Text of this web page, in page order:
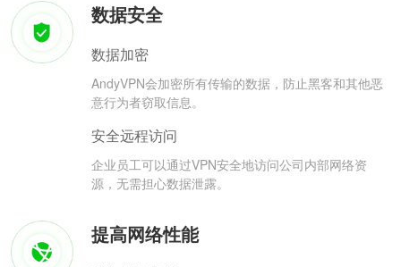
数据安全
数据加密
AndyVPN会加密所有传输的数据，防止黑客和其他恶
意行为者窃取信息。
安全远程访问
企业员工可以通过VPN安全地访问公司内部网络资
源，无需担心数据泄露。
提高网络性能